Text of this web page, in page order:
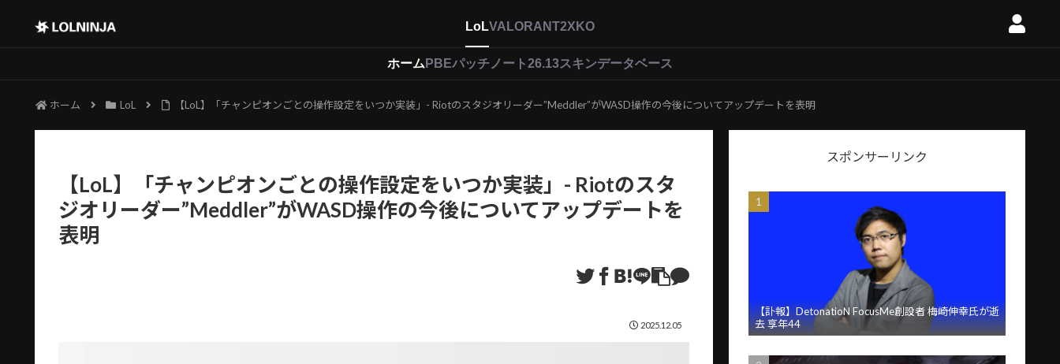
LoLVALORANT2XKO
ホーム PBEパッチノート26.13スキンデータベース
ホーム LoL 【LoL】「チャンピオンごとの操作設定をいつか実装」- Riotのスタジオリーダー”Meddler”がWASD操作の今後についてアップデートを表明
【LoL】「チャンピオンごとの操作設定をいつか実装」- Riotのスタ
ジオリーダー”Meddler”がWASD操作の今後についてアップデートを
表明
2025.12.05
スポンサーリンク
【訃報】DetonatioN FocusMe創設者 梅崎伸幸氏が逝
去 享年44